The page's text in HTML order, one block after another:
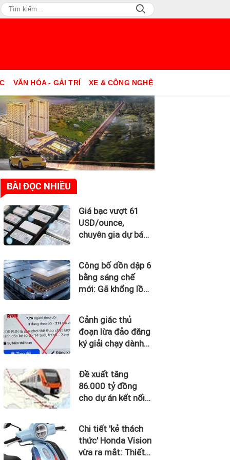
VĂN HÓA - GẢI TRÍ XE & CÔNG NGHỆ
BÀI ĐỌC NHIỀU
Giá bạc vượt 61
USD/ounce,
chuyên gia dự báo
Công bố dồn dập 6
bằng sáng chế
mới: Gã khổng lồ
pin cho phép sạc 1
lần đi từ Hà Nội
đến TP.HCM
Cảnh giác thủ
đoạn lừa đảo đăng
ký giải chạy dành
Đề xuất tăng
86.000 tỷ đồng
cho dự án kết nối
hùng quan Tây
Bắc”
Chi tiết 'kẻ thách
thức' Honda Vision
vừa ra mắt: Thiết